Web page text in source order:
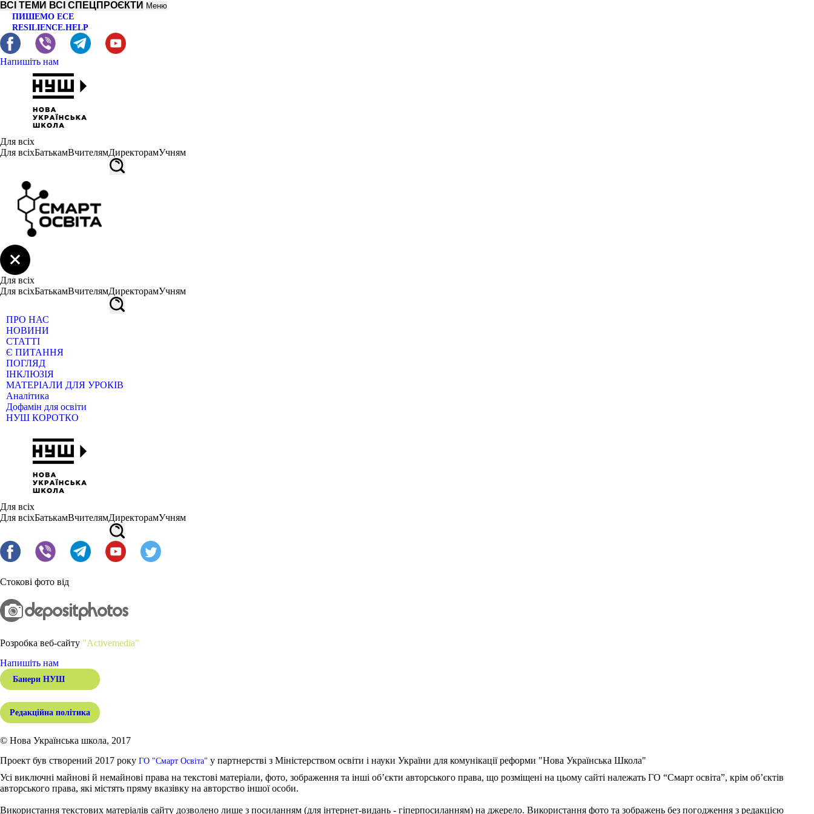
ВСІ ТЕМИ ВСІ СПЕЦПРОЄКТИ Меню
ПИШЕМО ЕСЕ
RESILIENCE.HELP
Напишіть нам
Для всіх
Для всіхБатькамВчителямДиректорамУчням
Для всіх
Для всіхБатькамВчителямДиректорамУчням
ПРО НАС
НОВИНИ
СТАТТІ
Є ПИТАННЯ
ПОГЛЯД
ІНКЛЮЗІЯ
МАТЕРІАЛИ ДЛЯ УРОКІВ
Аналітика
Дофамін для освіти
НУШ КОРОТКО
Для всіх
Для всіхБатькамВчителямДиректорамУчням
Стокові фото від
Розробка веб-сайту "Activemedia"
Напишіть нам
Банери НУШ
Редакційна політика
© Нова Українська школа, 2017
Проект був створений 2017 року ГО "Смарт Освіта" у партнерстві з Міністерством освіти і науки України для комунікації реформи "Нова Українська Школа"
Усі виключні майнові й немайнові права на текстові матеріали, фото, зображення та інші об’єкти авторського права, що розміщені на цьому сайті належать ГО “Смарт освіта”, крім об’єктів
авторського права, які містять пряму вказівку на авторство іншої особи.
Використання текстових матеріалів сайту дозволено лише з посиланням (для інтернет-видань - гіперпосиланням) на джерело. Використання фото та зображень без погодження з редакцією